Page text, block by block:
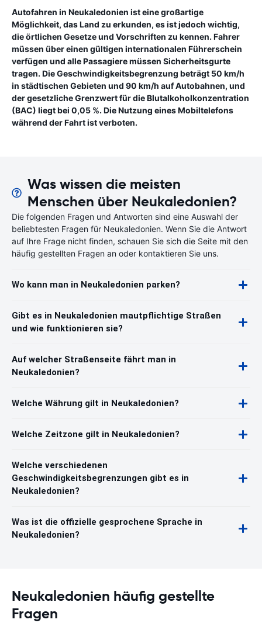
Autofahren in Neukaledonien ist eine großartige
Möglichkeit, das Land zu erkunden, es ist jedoch wichtig,
die örtlichen Gesetze und Vorschriften zu kennen. Fahrer
müssen über einen gültigen internationalen Führerschein
verfügen und alle Passagiere müssen Sicherheitsgurte
tragen. Die Geschwindigkeitsbegrenzung beträgt 50 km/h
in städtischen Gebieten und 90 km/h auf Autobahnen, und
der gesetzliche Grenzwert für die Blutalkoholkonzentration
(BAC) liegt bei 0,05 %. Die Nutzung eines Mobiltelefons
während der Fahrt ist verboten.
Was wissen die meisten
Menschen über Neukaledonien?
Die folgenden Fragen und Antworten sind eine Auswahl der
beliebtesten Fragen für Neukaledonien. Wenn Sie die Antwort
auf Ihre Frage nicht finden, schauen Sie sich die Seite mit den
häufig gestellten Fragen an oder kontaktieren Sie uns.
Wo kann man in Neukaledonien parken?
Gibt es in Neukaledonien mautpflichtige Straßen
und wie funktionieren sie?
Auf welcher Straßenseite fährt man in
Neukaledonien?
Welche Währung gilt in Neukaledonien?
Welche Zeitzone gilt in Neukaledonien?
Welche verschiedenen
Geschwindigkeitsbegrenzungen gibt es in
Neukaledonien?
Was ist die offizielle gesprochene Sprache in
Neukaledonien?
Neukaledonien häufig gestellte
Fragen